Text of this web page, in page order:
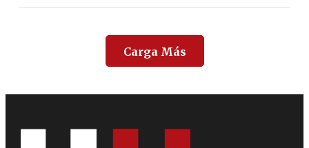
Carga Más